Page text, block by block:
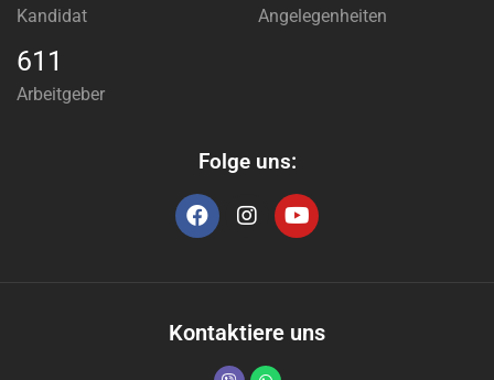
Kandidat Angelegenheiten
611
Arbeitgeber
Folge uns:
Kontaktiere uns